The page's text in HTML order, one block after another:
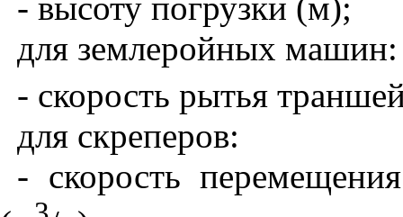
для землеройных машин:
- скорость рытья
для скреперов:
- скорость